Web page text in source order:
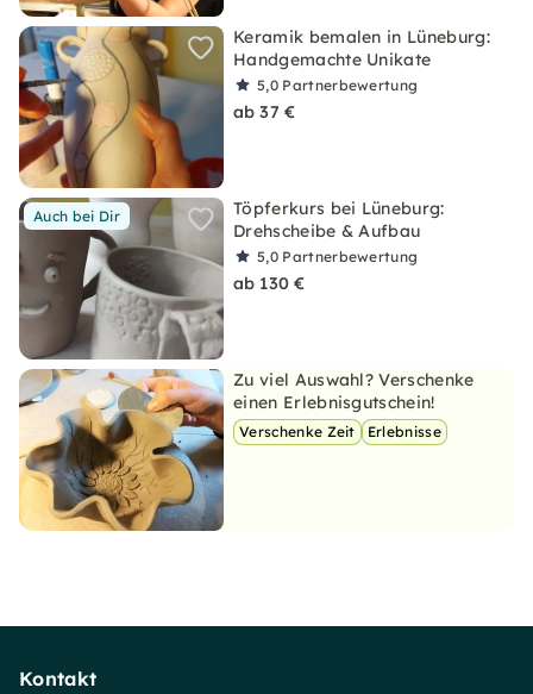
Keramik bemalen in Lüneburg:
Handgemachte Unikate
5,0 Partnerbewertung
ab 37 €
Auch bei Dir
Töpferkurs bei Lüneburg:
Drehscheibe & Aufbau
5,0 Partnerbewertung
ab 130 €
Zu viel Auswahl? Verschenke
einen Erlebnisgutschein!
Verschenke Zeit Erlebnisse
Kontakt